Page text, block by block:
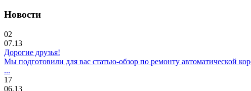
Новости
02
07.13
Дорогие друзья!
Мы подготовили для вас статью-обзор по ремонту автоматической
...
17
06.13